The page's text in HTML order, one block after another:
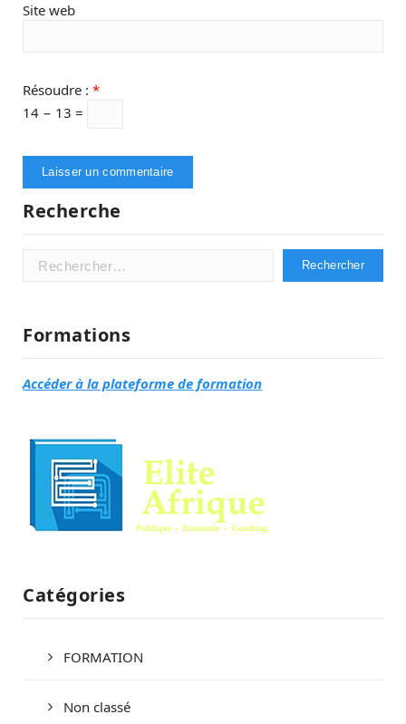
Site web
Résoudre : *
14 − 13 =
Recherche
Rechercher :
Formations
Accéder à la plateforme de formation
Catégories
FORMATION
Non classé